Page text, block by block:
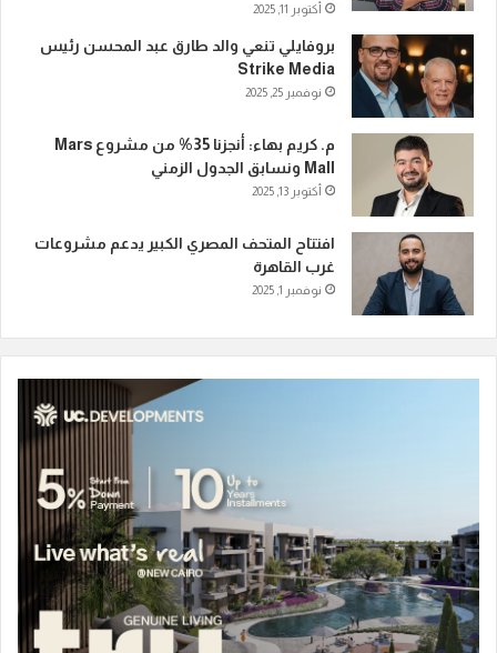
أكتوبر 11, 2025
بروفايلي تنعي والد طارق عبد المحسن رئيس
Strike Media
نوفمبر 25, 2025
م. كريم بهاء: أنجزنا 35% من مشروع Mars
Mall ونسابق الجدول الزمني
أكتوبر 13, 2025
افتتاح المتحف المصري الكبير يدعم مشروعات
غرب القاهرة
نوفمبر 1, 2025